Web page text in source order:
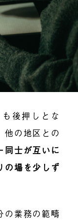
後押しとな
他の地区との
同士が互いに
の場を少しず
の業務の範疇